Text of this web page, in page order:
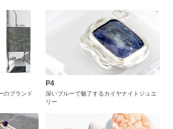
のブランド
P4
深いブルーで魅了するカイヤナイトジュエ
リー